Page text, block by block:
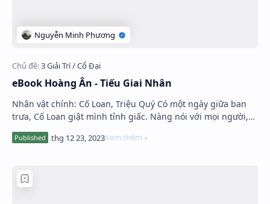
eBook Hoàng Ân - Tiếu Giai Nhân
Nhân vật chính: Cố Loan, Triệu Quý Có một ngày giữa ban
trưa, Cố Loan giật mình tỉnh giấc. Nàng nói với mọi người,
mình gặp ác mộng. Tron…